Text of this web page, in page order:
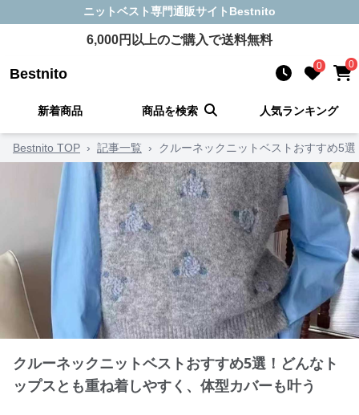
ニットベスト専門通販サイト Bestnito
6,000円以上のご購入で送料無料
Bestnito 0 0
新着商品 商品を検索 人気ランキング
Bestnito TOP › 記事一覧 › クルーネックニットベストおすすめ5
クルーネックニットベストおすすめ5選！どんなト
ップスとも重ね着しやすく、体型カバーも叶う